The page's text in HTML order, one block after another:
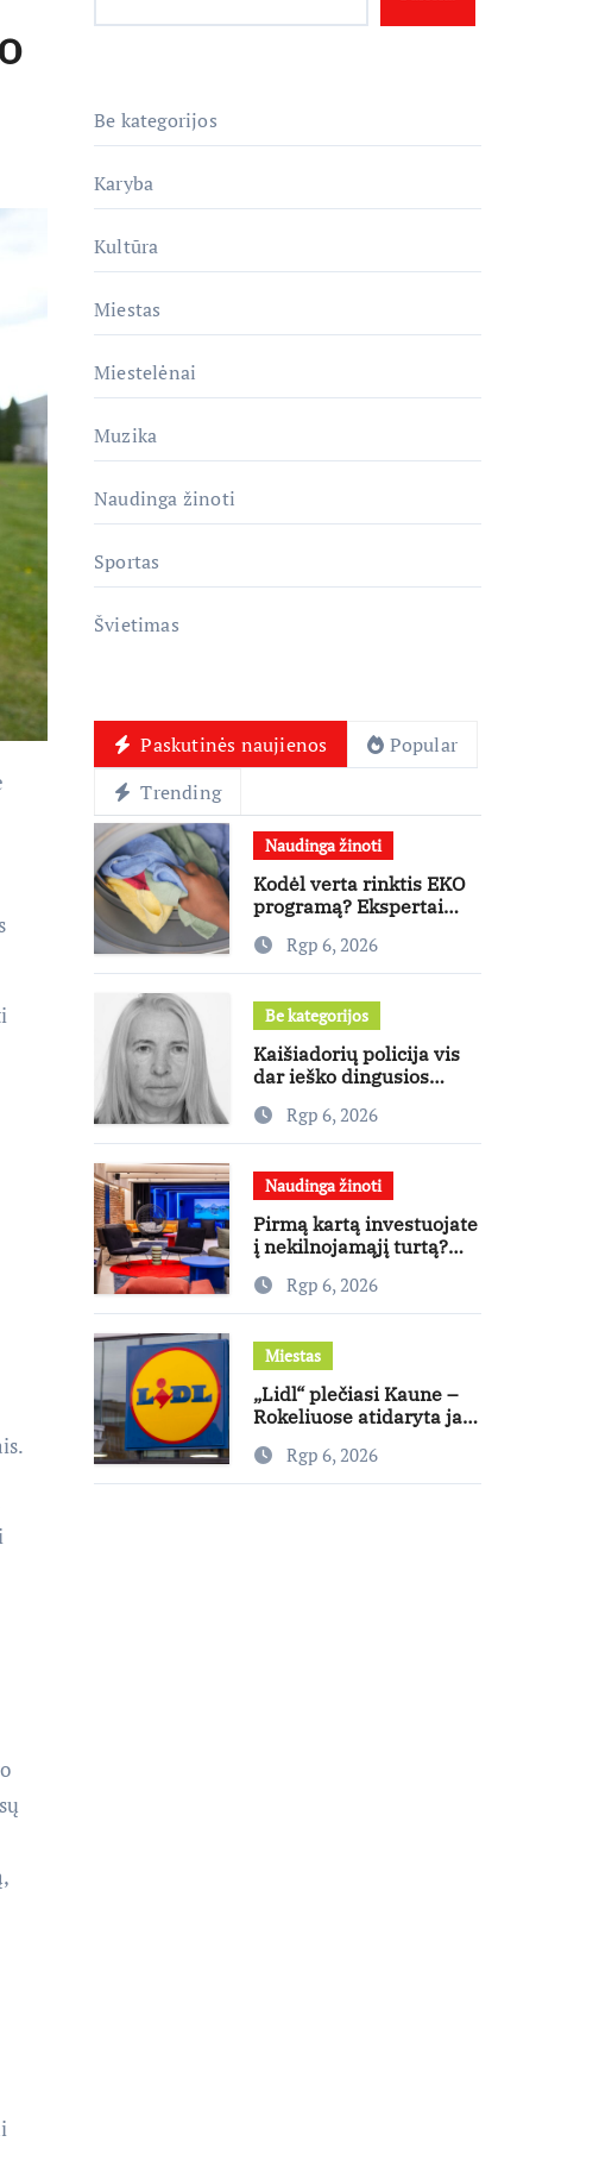
Be kategorijos
Karyba
Kultūra
Miestas
Miestelėnai
Muzika
Naudinga žinoti
Sportas
Švietimas
Paskutinės naujienos
Popular
Trending
Naudinga žinoti
Kodėl verta rinktis EKO
programą? Ekspertai
mitusRgp 6, 2026
Be kategorijos
Kaišiadorių policija vis
dar ieško dingusios
Rgp 6, 2026
Naudinga žinoti
Pirmą kartą investuojate
į nekilnojamąjį turtą?
pasirinkti būstą, kuris
generuos grąžą
Rgp 6, 2026
Miestas
„Lidl“ plečiasi Kaune –
Rokeliuose atidaryta jau
miesteRgp 6, 2026